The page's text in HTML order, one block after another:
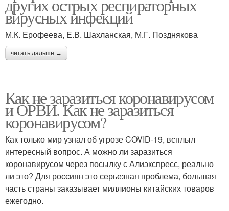
других острых респираторных
вирусных инфекций
М.К. Ерофеева, Е.В. Шахланская, М.Г. Позднякова
читать дальше →
Как не заразиться коронавирусом
и ОРВИ. Как не заразиться
коронавирусом?
Как только мир узнал об угрозе COVID-19, всплыл
интересный вопрос. А можно ли заразиться
коронавирусом через посылку с Алиэкспресс, реально
ли это? Для россиян это серьезная проблема, большая
часть страны заказывает миллионы китайских товаров
ежегодно.